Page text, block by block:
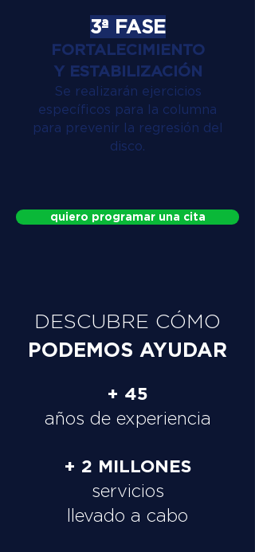
3ª FASE
FORTALECIMIENTO
Y ESTABILIZACIÓN
Se realizarán ejercicios
específicos para la columna
para prevenir la regresión del
disco.
quiero programar una cita
DESCUBRE CÓMO
PODEMOS AYUDAR
+ 45
años de experiencia
+ 2 MILLONES
servicios
llevado a cabo